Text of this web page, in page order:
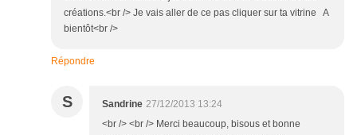
créations.<br /> Je vais aller de ce pas cliquer sur ta vitrine A
bientôt<br />
Répondre
S Sandrine 27/12/2013 13:24
<br /> <br /> Merci beaucoup, bisous et bonne